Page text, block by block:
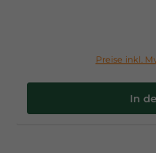
Preise inkl.
In